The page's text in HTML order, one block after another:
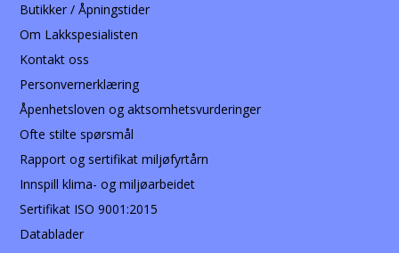
Butikker / Åpningstider
Om Lakkspesialisten
Kontakt oss
Personvernerklæring
Åpenhetsloven og aktsomhetsvurderinger
Ofte stilte spørsmål
Rapport og sertifikat miljøfyrtårn
Innspill klima- og miljøarbeidet
Sertifikat ISO 9001:2015
Datablader